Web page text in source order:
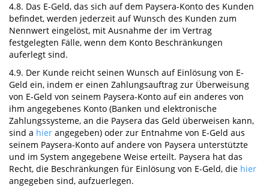
4.8. Das E-Geld, das sich auf dem Paysera-Konto des Kunden
befindet, werden jederzeit auf Wunsch des Kunden zum
Nennwert eingelöst, mit Ausnahme der im Vertrag
festgelegten Fälle, wenn dem Konto Beschränkungen
auferlegt sind.
4.9. Der Kunde reicht seinen Wunsch auf Einlösung von E-
Geld ein, indem er einen Zahlungsauftrag zur Überweisung
von E-Geld von seinem Paysera-Konto auf ein anderes von
ihm angegebenes Konto (Banken und elektronische
Zahlungssysteme, an die Paysera das Geld überweisen kann,
sind a hier angegeben) oder zur Entnahme von E-Geld aus
seinem Paysera-Konto auf andere von Paysera unterstützte
und im System angegebene Weise erteilt. Paysera hat das
Recht, die Beschränkungen für Einlösung von E-Geld, die hier
angegeben sind, aufzuerlegen.